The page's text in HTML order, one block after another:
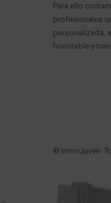
Para ello
profesionales
personalizada,
honorable y
© InmoJoven.